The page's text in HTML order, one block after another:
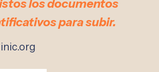
los documentos
para subir.